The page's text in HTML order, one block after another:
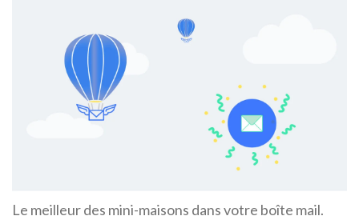
Le meilleur des mini-maisons dans votre boîte mail.